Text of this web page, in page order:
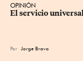
OPINIÓN
El servicio
Por Jorge Bravo